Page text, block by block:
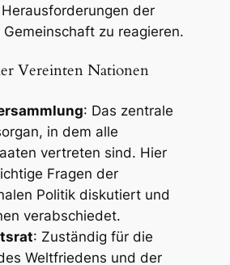
der
zu reagieren.
Vereinten Nationen
: Das zentrale
in dem alle
vertreten sind. Hier
Fragen der
Politik diskutiert und
verabschiedet.
: Zuständig für die
Weltfriedens und der